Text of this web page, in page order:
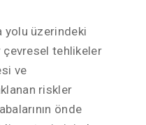
yolu üzerindeki
çevresel tehlikeler
ve
riskler
önde